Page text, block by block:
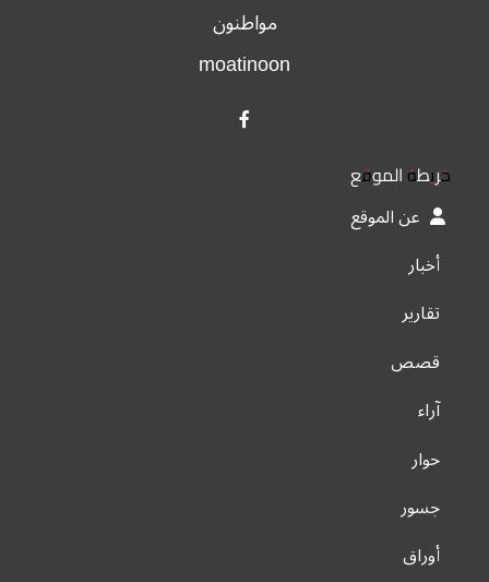
مواطنون
moatinoon
خريطة الموقع
عن الموقع
أخبار
تقارير
قصص
آراء
حوار
جسور
أوراق